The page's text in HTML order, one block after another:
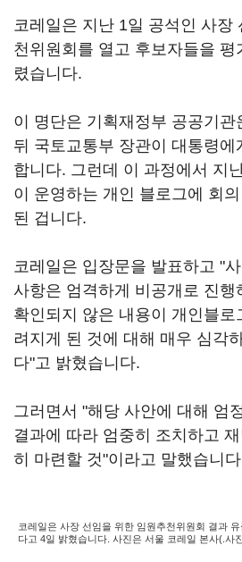
코레일은 지난 1일 공석인 사장
천위원회를 열고 후보자들을 평
렸습니다.
이 명단은 기획재정부 공공기관
뒤 국토교통부 장관이 대통령
합니다. 그런데 이 과정에서 지
이 운영하는 개인 블로그에 회
된 겁니다.
코레일은 입장문을 발표하고 "
사항은 엄격하게 비공개로 진행
확인되지 않은 내용이 개인블
려지게 된 것에 대해 매우 심각
다"고 밝혔습니다.
그러면서 "해당 사안에 대해 엄
결과에 따라 엄중히 조치하고
히 마련할 것"이라고 말했습니
코레일은 사장 선임을 위한 임원추천위원회 결과
다고 4일 밝혔습니다. 사진은 서울 코레일 본사(.사